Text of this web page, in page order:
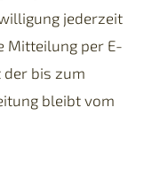
jederzeit
Mitteilung per E-
der bis zum
bleibt vom